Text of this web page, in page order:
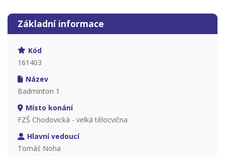
Základní informace
Kód
161403
Název
Badminton 1
Místo konání
FZŠ Chodovická - velká tělocvična
Hlavní vedoucí
Tomáš Noha